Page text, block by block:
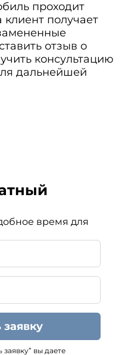
проходит
получает
отзыв о
консультацию
дальнейшей
время для
вы даете